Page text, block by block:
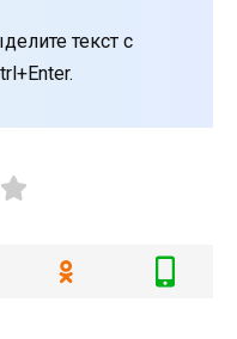
текст с